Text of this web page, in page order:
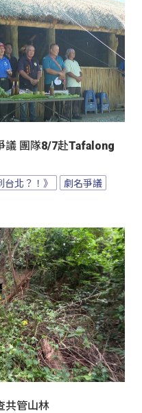
議 團隊8/7赴Tafalong
北？！》
劇名爭議
共管山林